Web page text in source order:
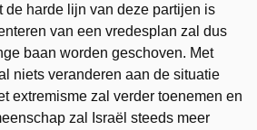
de harde lijn van deze partijen is
van een vredesplan zal dus
baan worden geschoven. Met
niets veranderen aan de situatie
extremisme zal verder toenemen en
zal Israël steeds meer